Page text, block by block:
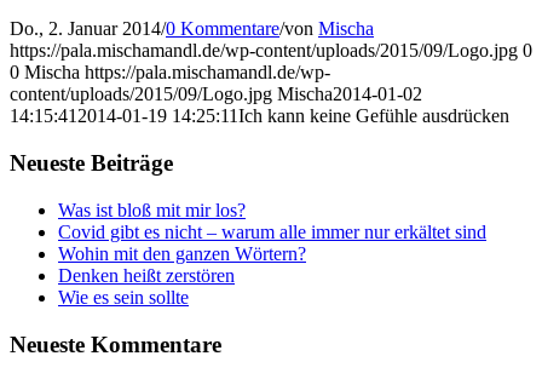
Do., 2. Januar 2014/0 Kommentare/von Mischa
https://pala.mischamandl.de/wp-content/uploads/2015/09/Logo.jpg 0
0 Mischa https://pala.mischamandl.de/wp-
content/uploads/2015/09/Logo.jpg Mischa2014-01-02
14:15:41 2014-01-19 14:25:11Ich kann kei­ne Gefüh­le ausdrücken
Neu­es­te Beiträge
Was ist bloß mit mir los?
Covid gibt es nicht – war­um alle immer nur erkäl­tet sind
Wohin mit den gan­zen Wörtern?
Den­ken heißt zerstören
Wie es sein sollte
Neu­es­te Kommentare